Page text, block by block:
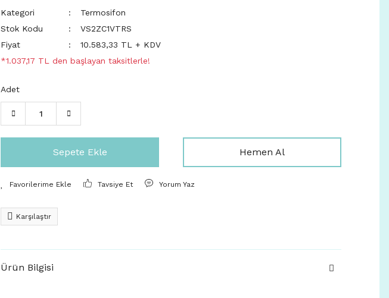
Kategori
Termosifon
Stok Kodu
VS2ZC1VTRS
Fiyat
10.583,33 TL + KDV
*1.037,17 TL den başlayan taksitlerle!
Adet
Sepete Ekle Hemen Al
Tavsiye Et Yorum Yaz
Karşılaştır
Ürün Bilgisi